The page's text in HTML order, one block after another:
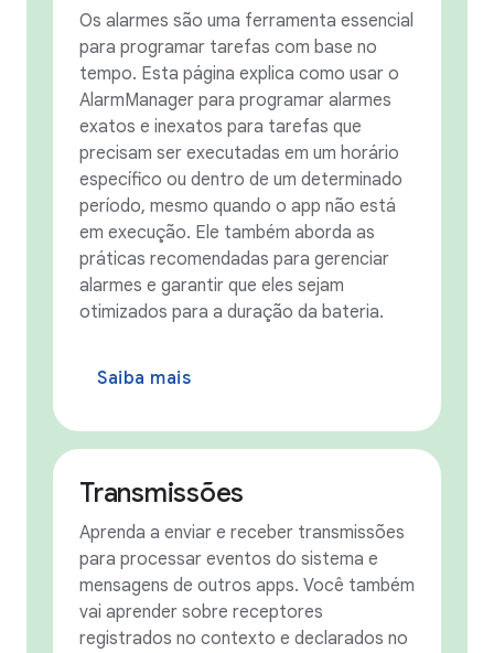
Os alarmes são uma ferramenta essencial
para programar tarefas com base no
tempo. Esta página explica como usar o
AlarmManager para programar alarmes
exatos e inexatos para tarefas que
precisam ser executadas em um horário
específico ou dentro de um determinado
período, mesmo quando o app não está
em execução. Ele também aborda as
práticas recomendadas para gerenciar
alarmes e garantir que eles sejam
otimizados para a duração da bateria.
Saiba mais
Transmissões
Aprenda a enviar e receber transmissões
para processar eventos do sistema e
mensagens de outros apps. Você também
vai aprender sobre receptores
registrados no contexto e declarados no